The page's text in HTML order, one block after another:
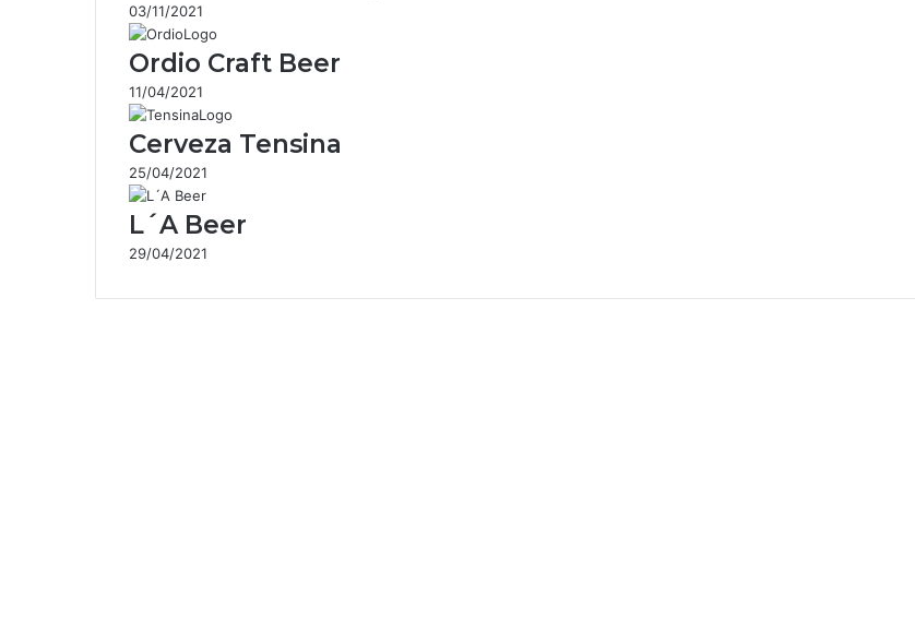
03/11/2021
Ordio Craft Beer
11/04/2021
Cerveza Tensina
25/04/2021
L´A Beer
29/04/2021